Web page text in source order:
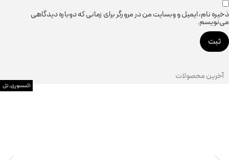
ذخیره نام، ایمیل و وبسایت من در مرورگر برای زمانی که دوباره دیدگاهی
می‌نویسم.
آخرین محصولات
اکسسوری,تل